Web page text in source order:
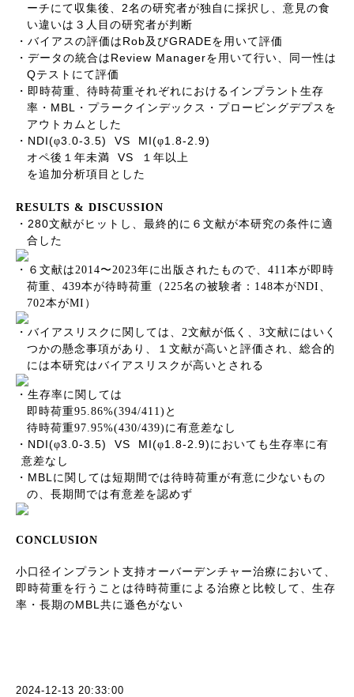
ーチにて収集後、 2名の研究者が独自に採択し、意見の食
い違いは３人目の研究者が判断
・バイアスの評価は Rob及びGRADEを用いて評価
・データの統合は Review Managerを用いて行い、同一性は
Qテストにて評価
・即時荷重、待時荷重それぞれにおけるインプラント生存
率・ MBL
・プラークインデックス・プロービングデプスを
アウトカムとした
・ NDI(φ3.0-3.5) VS MI(φ1.8-2.9)
オペ後１年未満 VS
１年以上
を追加分析項目とした
RESULTS & DISCUSSION
・ 280文献がヒットし、最終的に６文献が本研究の条件に適
合した
・ ６文献は 2014〜 2023年に出版されたもので、 411 本が即時
荷重、 439本が待時荷重（ 225名の被験者： 148本がNDI
702本がMI ）
・バイアスリスクに関しては、 2文献が低く、 3文献にはいく
つかの懸念事項があり、１文献が高いと評価され、総合的
には本研究はバイアスリスクが高いとされる
・生存率に関しては
即時荷重95.86%(394/411) と
待時荷重97.95%(430/439) に有意差なし
・ NDI(φ3.0-3.5) VS MI(φ1.8-2.9) においても生存率に有
意差なし
・ MBL に関しては短期間では待時荷重が有意に少ないもの
の、長期間では有意差を認めず
CONCLUSION
小口径インプラント支持オーバーデンチャー治療において、
即時荷重を行うことは待時荷重による治療と比較して、生存
率・長期のMBL 共に遜色がない
2024-12-13 20:33:00